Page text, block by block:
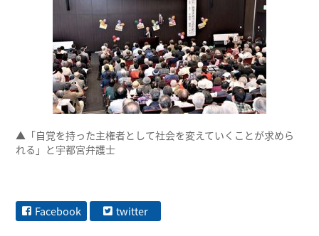
▲「自覚を持った主権者として社会を変えていくことが求めら
れる」と宇都宮弁護士
Facebook twitter